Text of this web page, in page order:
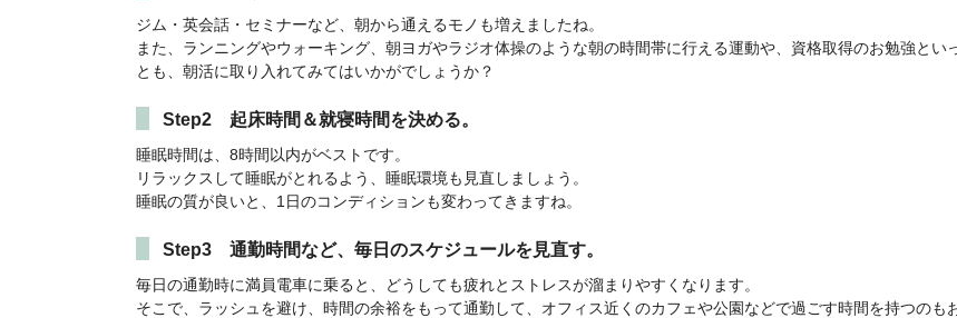
ジム・英会話・セミナーなど、朝から通えるモノも増えましたね。
また、ランニングやウォーキング、朝ヨガやラジオ体操のような朝の時間帯に行える運動や、資格取得のお勉強とい
とも、朝活に取り入れてみてはいかがでしょうか？
Step2 起床時間＆就寝時間を決める。
睡眠時間は、8時間以内がベストです。
リラックスして睡眠がとれるよう、睡眠環境も見直しましょう。
睡眠の質が良いと、1日のコンディションも変わってきますね。
Step3 通勤時間など、毎日のスケジュールを見直す。
毎日の通勤時に満員電車に乗ると、どうしても疲れとストレスが溜まりやすくなります。
そこで、ラッシュを避け、時間の余裕をもって通勤して、オフィス近くのカフェや公園などで過ごす時間を持つのも